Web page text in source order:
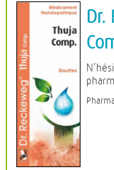
Dr.